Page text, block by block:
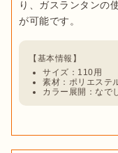
り、ガスランタンの
サイズ：110用
素材：ポリエステ
カラー展開：なで